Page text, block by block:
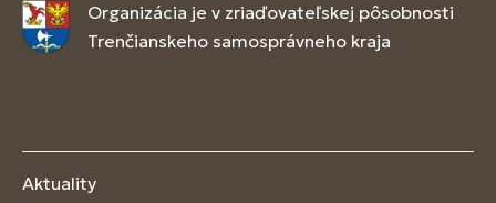
Organizácia je v zriaďovateľskej pôsobnosti
Trenčianskeho samosprávneho kraja
Aktuality